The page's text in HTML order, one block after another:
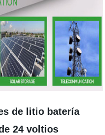
de litio batería
24 voltios